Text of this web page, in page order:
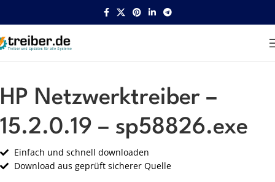
Startseite HP Netzwerk
HP Netzwerktreiber –
15.2.0.19 – sp58826.exe
Einfach und schnell downloaden
Download aus geprüft sicherer Quelle